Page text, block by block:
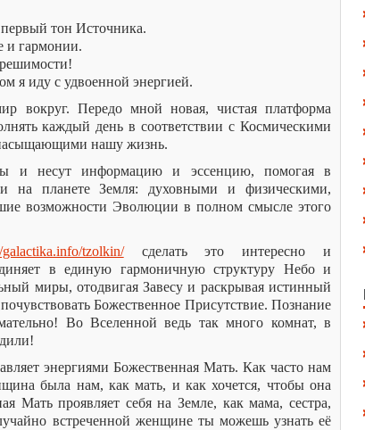
тон Источника.
и гармонии.
я иду с удвоенной энергией.
вокруг. Передо мной новая, чистая платформа
каждый день в соответствии с Космическими
нашу жизнь.
и несут информацию и эссенцию, помогая в
на планете Земля: духовными и физическими,
возможности Эволюции в полном смысле этого
galactika.info/tzolkin/сделать это интересно и
в единую гармоничную структуру Небо и
миры, отодвигая Завесу и раскрывая истинный
Божественное Присутствие. Познание
Во Вселенной ведь так много комнат, в
энергиями Божественная Мать. Как часто нам
была нам, как мать, и как хочется, чтобы она
Мать проявляет себя на Земле, как мама, сестра,
встреченной женщине ты можешь узнать её